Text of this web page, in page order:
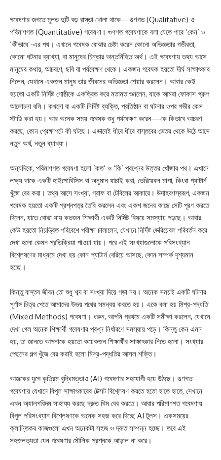
গবেষণার জগতে মূলত দুটি বড় রাস্তা খোলা থাকে—গুণগত (Qualitative) ও
পরিমাণগত (Quantitative) গবেষণা। গুণগত গবেষণাকে বলা যেতে পারে ‘কেন’ ও
‘কীভাবে’-এর পথ। এখানে গবেষক বোঝার চেষ্টা করেন কোনো অভিজ্ঞতার গভীরতা,
কোনো ঘটনার ব্যাখ্যা, বা মানুষের চিন্তার অন্তর্নিহিত অর্থ। এই গবেষণায় তথ্য আসে
মানুষের কথায়, আচরণে, ছবি বা পর্যবেক্ষণ থেকে। একজন গবেষক হয়তো দীর্ঘ সাক্ষাৎকার
নিলেন, যেখানে একজন মানুষ তার জীবনের অভিজ্ঞতা শেয়ার করলেন। আবার কেউ
হয়তো একটি নির্দিষ্ট গোষ্ঠীকে একত্রিত করে মতামত শুনলেন, যাকে আমরা ফোকাস গ্রুপ
আলোচনা বলি। কখনো বা একটি নির্দিষ্ট ব্যক্তি, প্রতিষ্ঠান বা ঘটনার ওপর গভীর কেস
স্টাডি করা হয়। আর অনেক সময় গবেষক শুধু পর্যবেক্ষণ করেন—কে কিভাবে আচরণ
করছে, কোন প্রেক্ষাপটে কী ঘটছে। এভাবেই ধীরে ধীরে বাস্তবের ভেতর থেকে উঠে আসে
নতুন অর্থ, নতুন ব্যাখ্যা।
অন্যদিকে, পরিমাণগত গবেষণা হলো ‘কত’ ও ‘কি’ প্রশ্নের উত্তর খোঁজার পথ। এখানে
লক্ষ্য থাকে একটি হাইপোথিসিস বা অনুমান যাচাই করা, ভেরিয়েবল মাপা, কিংবা প্যাটার্ন
খুঁজে বের করা। তথ্য আসে সংখ্যা, গ্রাফ বা টেবিলের আকারে। উদাহরণস্বরূপ, একজন
গবেষক হয়তো একটি প্রশ্নপত্র তৈরি করলেন এবং একশ জনের কাছে সেটি পূরণ করতে
দিলেন, যাতে বোঝা যায় কতজন শিক্ষার্থী একটি নির্দিষ্ট বিষয়ে সমস্যায় পড়ছে। আবার
কেউ হয়তো নিয়ন্ত্রিত পরিবেশে পরীক্ষা চালালেন, যেখানে নির্দিষ্ট ভেরিয়েবল পরিবর্তন করে
দেখা হলো কেমন প্রতিক্রিয়া পাওয়া যায়। পরে এই সংখ্যাগুলোকে পরিসংখ্যান
বিশ্লেষণের মাধ্যমে দেখা হয় কোন প্যাটার্ন বেরিয়ে আসছে, কোন সম্পর্ক দৃশ্যমান
হচ্ছে।
কিন্তু বাস্তব জীবন তো শুধু শব্দ বা সংখ্যা দিয়ে গড়া নয়। অনেক সময়ই একটি ঘটনার
পূর্ণাঙ্গ চিত্র পেতে আমাদের উভয় পথের সমন্বয় করতে হয়। একে বলা হয় মিশ্র-পদ্ধতি
(Mixed Methods) গবেষণা। ধরুন, আপনি প্রথমে একটি সমীক্ষা করলেন, যেখানে
দেখা গেল অনেক শিক্ষার্থী গবেষণার প্রশ্ন নির্ধারণে সমস্যায় পড়ে। কিন্তু কেন এমন
হয়, তা জানতে আপনাকে হয়তো কয়েকজন শিক্ষার্থীর সাক্ষাৎকার নিতে হলো। সংখ্যার
পেছনের গল্প খুঁজে বের করাই হলো মিশ্র-পদ্ধতির আসল শক্তি।
আজকের যুগে কৃত্রিম বুদ্ধিমত্তাও (AI) গবেষণার সহযোগী হয়ে উঠছে। গুণগত
গবেষণায় যেখানে বিপুল সাক্ষাৎকারের টেক্সট বিশ্লেষণ করতে হতো হাতে হাতে, সেখানে
এখন অ্যালগরিদম সাহায্য করছে দ্রুত থিম বের করতে। আবার পরিমাণগত গবেষণায়
বিপুল পরিসংখ্যান বিশ্লেষণকে অনেক সহজ করে দিচ্ছে AI টুলস। একসময়ের
ক্লান্তিকর কাজগুলো এখন অনেকটা সহজ ও দ্রুত সম্পন্ন হচ্ছে। তবে এই
সহজলভ্যতা যেন গবেষণার মৌলিক প্রশ্নকে আড়াল না করে।